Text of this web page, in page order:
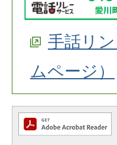
手話リ
ムページ）